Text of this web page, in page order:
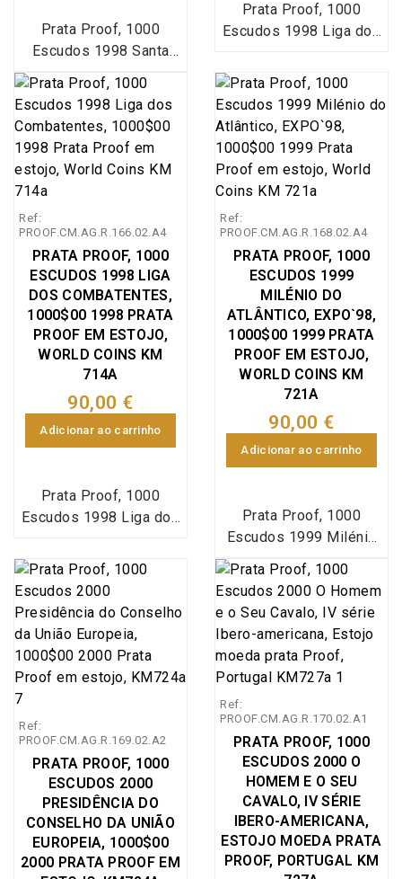
"Os oceanos: um
património para o
futuro", realizou-se em
Lisboa, Portugal de 22
de maio a 30 de
setembro de 1998. Teve
o propósito de
comemorar os 500 anos
dos Descobrimentos
Portugueses.
1498 e foi a primeira
das Santas Casas de
Portugal. Neste mesmo
dia a Rainha D. Leonor
instituiu a Irmandade de
Invocação a Nossa
Senhora da
Misericórdia, na Sé de
Prata Proof, 1000
Escudos 1998 Santa
Casa da Misericórdia de
Lisboa, estojo com
moeda prata Proof
1000$00 1998
comemorativas do 5º
Centenário da fundação
da Santa Casa da
Misericórdia de Lisboa
especial da Imprensa
Nacional Casa da
Moeda (INCM), World
Coins Portugal
KM#708a. A Santa Casa
da Misericórdia de
Lisboa, é uma
organização secular
católica portuguesa
ao dia 15 de agosto de
1498 e foi a primeira
Misericórdia de
Portugal. Neste mesmo
dia a Rainha D. Leonor
instituiu a Irmandade de
Invocação a Nossa
Senhora da
Prata Proof, 1000
Escudos 1998 Liga dos
com moeda prata Proof
1000$00 1998
comemorativas dos 75
Anos da Liga dos
Combatentes 1923-
1998, Emissão especial
Casa da Moeda (INCM),
World Coins Portugal
KM#714a. A Liga dos
Combatentes da Grande
Guerra foi criada em
1923. O seu grande
objetivo foi reunir numa
associação os militares
e ex-militares
portugueses que tinham
combatido na 1.ª Guerra
a ser aberta todos os
ex-combatentes
a sua designação para
"Liga dos
Combatentes".
Ref:
PROOF.CM.AG.R.166.02.A4
PRATA PROOF, 1000
ESCUDOS 1998 LIGA
DOS COMBATENTES,
1000$00 1998 PRATA
PROOF EM ESTOJO,
WORLD COINS KM
714A
90,00 €
Adicionar ao carrinho
Prata Proof, 1000
Escudos 1998 Liga dos
com moeda prata Proof
1000$00 1998
comemorativas dos 75
Anos da Liga dos
Combatentes 1923-
1998, Emissão especial
da Imprensa Nacional
World Coins Portugal
KM#714a. A Liga dos
Combatentes da Grande
Guerra foi criada em
1923. O seu grande
objetivo foi reunir numa
associação os militares
Ref:
PROOF.CM.AG.R.168.02.A4
PRATA PROOF, 1000
ESCUDOS 1999
MILÉNIO DO
ATLÂNTICO, EXPO`98,
1000$00 1999 PRATA
PROOF EM ESTOJO,
WORLD COINS KM
721A
90,00 €
Adicionar ao carrinho
Prata Proof, 1000
Escudos 1999 Milénio
do Atlântico, estojo com
moeda prata Proof
1000$00 1999 Milénio
do Atlântico,
comemorativa da
Exposição Internacional
de Lisboa de 1998 -
EXPO`98 (Adamastor a
navegadores
portugueses), Emissão
especial da Imprensa
Nacional Casa da
Moeda (INCM), moeda
integrada no plano
Ref:
PROOF.CM.AG.R.169.02.A2
PRATA PROOF, 1000
ESCUDOS 2000
PRESIDÊNCIA DO
CONSELHO DA UNIÃO
EUROPEIA, 1000$00
2000 PRATA PROOF EM
Ref:
PROOF.CM.AG.R.170.02.A1
PRATA PROOF, 1000
ESCUDOS 2000 O
HOMEM E O SEU
CAVALO, IV SÉRIE
IBERO-AMERICANA,
ESTOJO MOEDA PRATA
PROOF, PORTUGAL KM